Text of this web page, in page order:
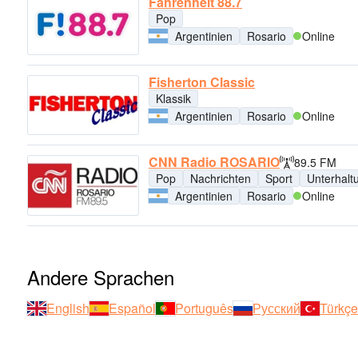
Pop
Argentinien
Rosario Online
Fisherton Classic
Klassik
Argentinien
Rosario Online
CNN Radio ROSARIO
89.5 FM
Pop
Nachrichten Sport
Argentinien
Rosario Online
Andere Sprachen
English Español Português Русский Türkçe